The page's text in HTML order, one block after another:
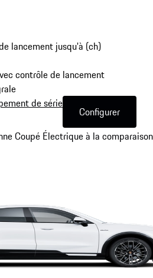
lancement jusqu'à (ch)
contrôle de lancement
de série
Configurer
Coupé Électrique à la comparaison